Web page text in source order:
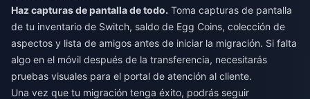
Haz capturas de pantalla de todo. Toma capturas de pantalla
de tu inventario de Switch, saldo de Egg Coins, colección de
aspectos y lista de amigos antes de iniciar la migración. Si falta
algo en el móvil después de la transferencia, necesitarás
pruebas visuales para el portal de atención al cliente.
Una vez que tu migración tenga éxito, podrás seguir